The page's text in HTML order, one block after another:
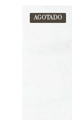
AGOTADO